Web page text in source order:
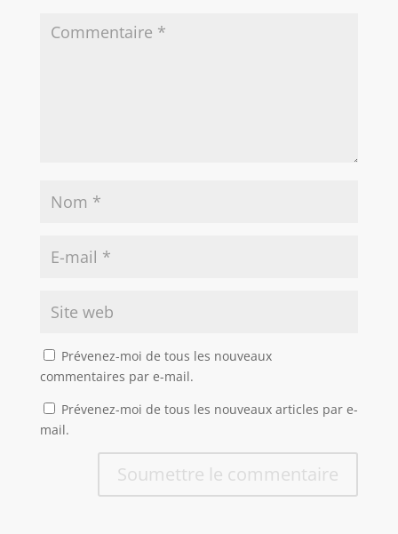
Prévenez-moi de tous les nouveaux
commentaires par e-mail.
Prévenez-moi de tous les nouveaux articles par e-
mail.
Soumettre le commentaire